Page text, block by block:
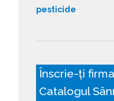
pesticide
Înscrie-ți
Catalogul